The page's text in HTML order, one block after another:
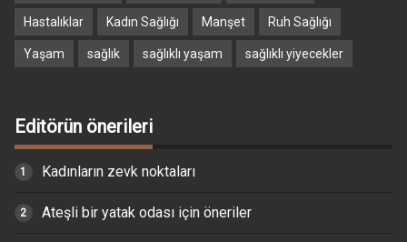
Hastalıklar Kadın Sağlığı Manşet Ruh Sağlığı
Yaşam sağlık sağlıklı yaşam sağlıklı yiyecekler
Editörün önerileri
Kadınların zevk noktaları
Ateşli bir yatak odası için öneriler